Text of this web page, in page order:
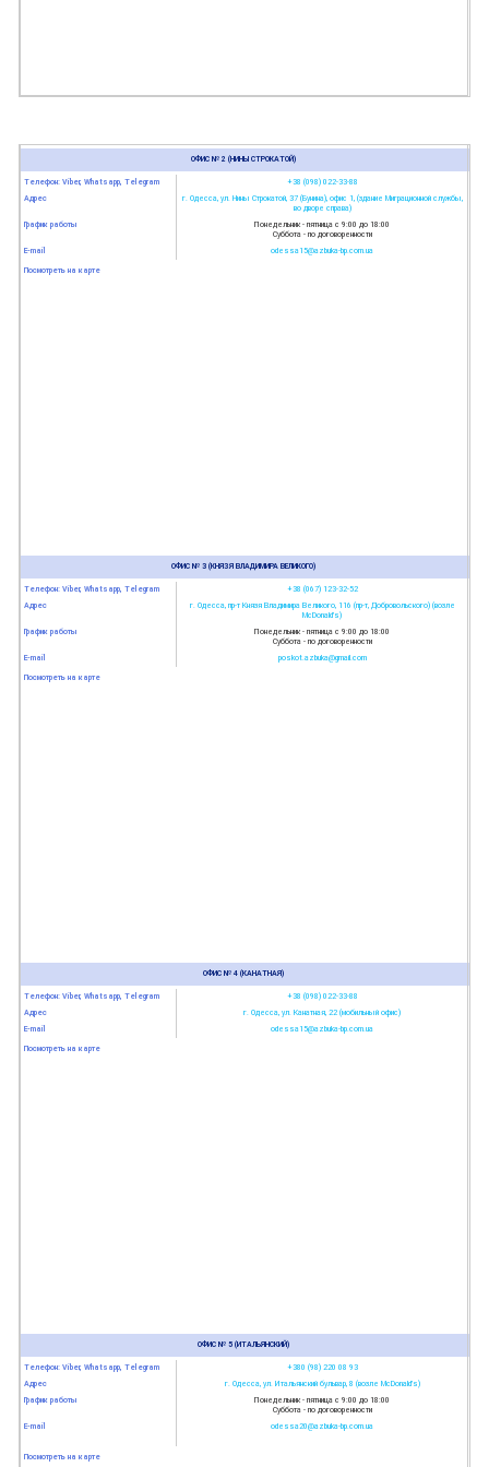
ОФИС № 2 (НИНЫ СТРОКАТОЙ)
Телефон: Viber, Whatsapp, Telegram
+38 (098) 022-33-88
Адрес
г. Одесса, ул. Нины Строкатой, 37 (Бунина), офис 1, (здание Миграционной службы,
во дворе справа)
График работы
Понедельник - пятница с 9:00 до 18:00
Суббота - по договоренности
E-mail
odessa15@azbuka-bp.com.ua
Посмотреть на карте
ОФИС № 3 (КНЯЗЯ ВЛАДИМИРА ВЕЛИКОГО)
Телефон: Viber, Whatsapp, Telegram
+38 (067) 123-32-52
Адрес
г. Одесса, пр-т Князя Владимира Великого, 116 (пр-т, Добровольского) (возле
McDonald’s)
График работы
Понедельник - пятница с 9:00 до 18:00
Суббота - по договоренности
E-mail
poskot.azbuka@gmail.com
Посмотреть на карте
ОФИС № 4 (КАНАТНАЯ)
Телефон: Viber, Whatsapp, Telegram
+38 (098) 022-33-88
Адрес
г. Одесса, ул. Канатная, 22 (мобильный офис)
E-mail
odessa15@azbuka-bp.com.ua
Посмотреть на карте
ОФИС № 5 (ИТАЛЬЯНСКИЙ)
Телефон: Viber, Whatsapp, Telegram
+380 (98) 220 08 93
Адрес
г. Одесса, ул. Итальянский бульвар, 8 (возле McDonald’s)
График работы
Понедельник - пятница с 9:00 до 18:00
Суббота - по договоренности
E-mail
odessa20@azbuka-bp.com.ua
Посмотреть на карте